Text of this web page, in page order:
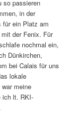
so passieren
in der
für ein Platz am
der Fenix. Für
nochmal ein,
Dünkirchen,
bei Calais für uns
lokale
meine
ich lt. RKI-